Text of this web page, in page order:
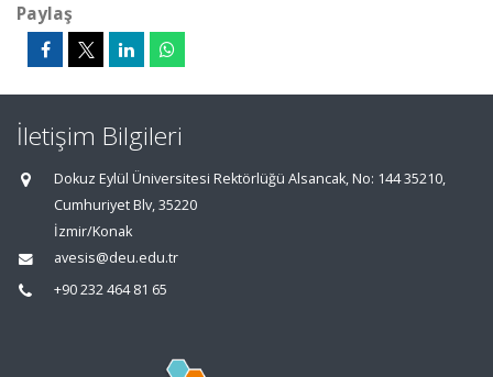
Paylaş
İletişim Bilgileri
Dokuz Eylül Üniversitesi Rektörlüğü Alsancak, No: 144 35210,
Cumhuriyet Blv, 35220
İzmir/Konak
avesis@deu.edu.tr
+90 232 464 81 65